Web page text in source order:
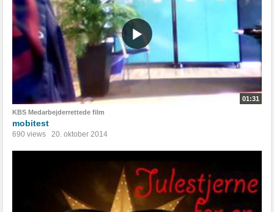
01:31
KBS Medarbejderrettede film
mobitest
690 views 20. oktober 2014